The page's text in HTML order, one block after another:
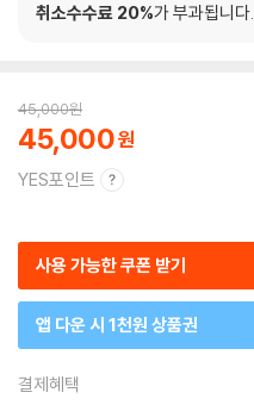
취소수수료 20%가 부과됩니다.
45,000원
45,000
YES포인트
사용 가능한 쿠폰 받기
앱 다운 시 1천원 상품권
결제혜택